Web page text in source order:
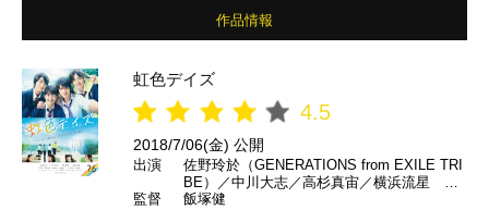
作品情報
虹色デイズ
4.5
2018/7/06(金) 公開
出演
佐野玲於（GENERATIONS from EXILE TRI
BE）／中川大志／高杉真宙／横浜流星 ほ
か
監督 飯塚健